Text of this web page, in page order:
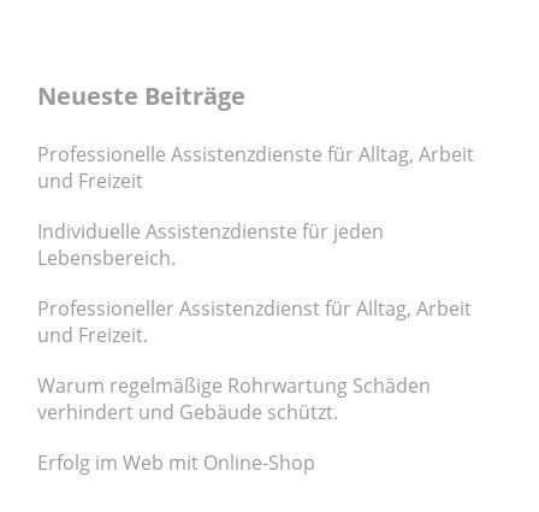
Neueste Beiträge
Professionelle Assistenzdienste für Alltag, Arbeit
und Freizeit
Individuelle Assistenzdienste für jeden
Lebensbereich.
Professioneller Assistenzdienst für Alltag, Arbeit
und Freizeit.
Warum regelmäßige Rohrwartung Schäden
verhindert und Gebäude schützt.
Erfolg im Web mit Online-Shop